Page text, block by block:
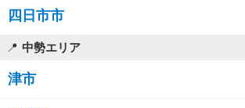
四日市市
中勢エリア
津市